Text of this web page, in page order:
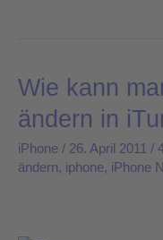
Wie kann
ändern in
iPhone / 26. April 2011 /
ändern, iphone, iPhone
Wie
kann
man
den